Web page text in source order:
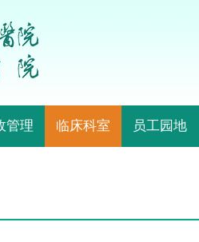
管理 临床科室 员工园地